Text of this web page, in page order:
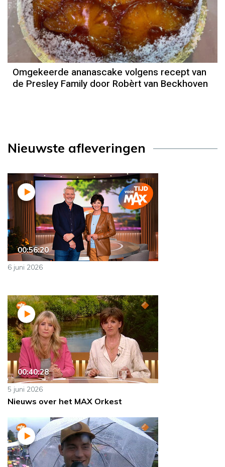
Omgekeerde ananascake volgens recept van
de Presley Family door Robèrt van Beckhoven
Nieuwste afleveringen
00:56:20
6 juni 2026
00:40:28
5 juni 2026
Nieuws over het MAX Orkest